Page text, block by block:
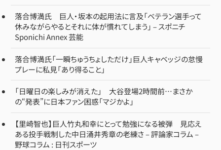
落合博満氏 巨人・坂本の起用法に言及「ベテラン選手って
休みながらやるとそれに体が慣れてしまう」 – スポニチ
Sponichi Annex 芸能
落合博満氏「一瞬ちゅうちょしただけ」巨人キャベッジの怠慢
プレーに私見「あり得ること」
「日曜日の楽しみが消えた」 大谷登場2時間前…まさか
の“発表”に日本ファン困惑「マジかよ」
【里崎智也】巨人竹丸和幸にとって勉強になる被弾 見応え
ある投手戦制した中日涌井秀章の老練さ – 評論家コラム –
野球コラム : 日刊スポーツ